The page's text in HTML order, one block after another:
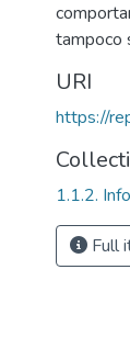
tampoco
URI
https://
1.1.2.
Full